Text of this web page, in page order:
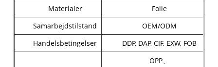
Materialer
Folie
Samarbejdstilstand
OEM/ODM
Handelsbetingelser
DDP, DAP, CIF, EXW, FOB
OPP、